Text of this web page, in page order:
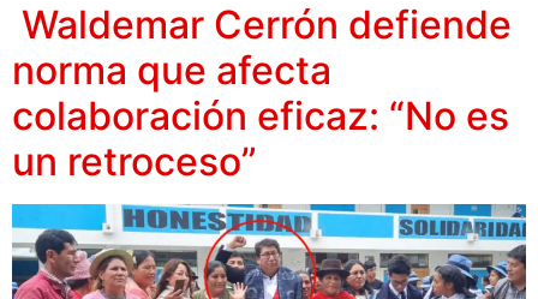
Waldemar Cerrón defiende
norma que afecta
colaboración eficaz: “No es
un retroceso”